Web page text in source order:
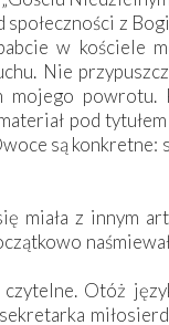
społeczności z
w kościele
Nie
mojego powrotu.
pod
są konkretne:
miała z innym
Otóż